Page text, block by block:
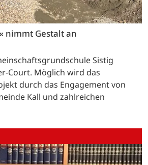
nimmt Gestalt an
Sistig
Court. Möglich wird das
durch das Engagement von
Kall und zahlreichen